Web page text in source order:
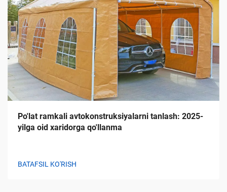
Po'lat ramkali avtokonstruksiyalarni tanlash: 2025-
yilga oid xaridorga qo'llanma
BATAFSIL KO'RISH